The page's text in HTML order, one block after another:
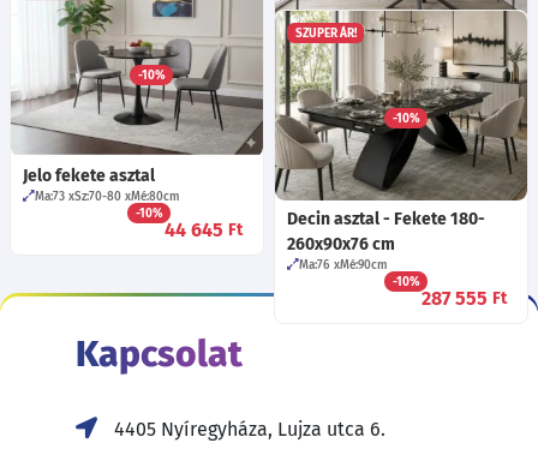
Ermo 80 asztal fekete
Sz:70 Mé:70cm
-10%
50 225Ft
Bindy 160/260 asztal - Artisan
tölgy
Ma:75cm
-10%
240 755Ft
Jelo fekete asztal
Ma:73 Sz:70-80 Mé:80cm
-10%
44 645 Ft
SZUPER ÁR!
Decin asztal - Fekete 180-
260x90x76 cm
Ma:76 Mé:90cm
-10%
287 555 Ft
Kapcsolat
4405 Nyíregyháza, Lujza utca 6.